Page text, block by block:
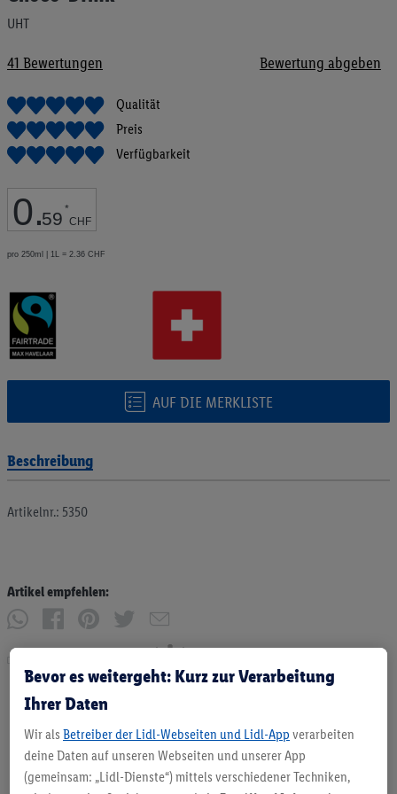
UHT
41 Bewertungen Bewertung abgeben
Qualität
Preis
Verfügbarkeit
0.59 *
CHF
pro 250ml | 1L = 2.36 CHF
AUF DIE MERKLISTE
springen
Beschreibung
Artikelnr.: 5350
Artikel empfehlen:
Bevor es weitergeht: Kurz zur Verarbeitung
Ihrer Daten
Wir als Betreiber der Lidl-Webseiten und Lidl-App verarbeiten
deine Daten auf unseren Webseiten und unserer App
(gemeinsam: „Lidl-Dienste“) mittels verschiedener Techniken,